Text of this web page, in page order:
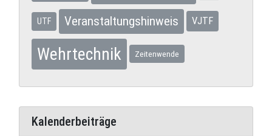
UTF Veranstaltungshinweis VJTF
Wehrtechnik Zeitenwende
Kalenderbeiträge